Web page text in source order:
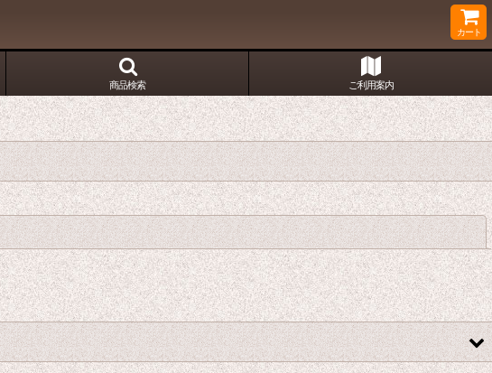
カート
商品検索 ご利用案内
閉じる